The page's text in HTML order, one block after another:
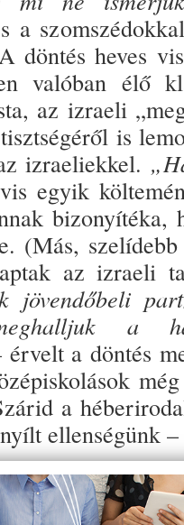
a
döntés heves
valóban élő
az izraeli
is
izraeliekkel.
egyik
(Más,
az izraeli
jövendőbeli
a
érvelt a döntés
a
ellenségünk